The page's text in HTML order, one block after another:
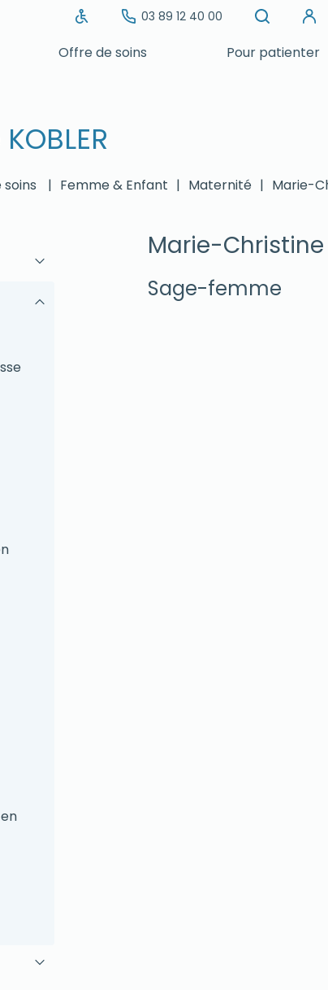
03 89 12 40 00
Offre de soins
Pour patienter
| Femme & Enfant | Maternité | Marie-
Marie-Christine
Sage-femme